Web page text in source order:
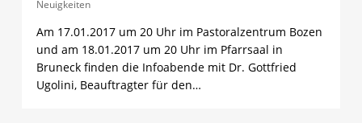
Neuigkeiten
Am 17.01.2017 um 20 Uhr im Pastoralzentrum Bozen
und am 18.01.2017 um 20 Uhr im Pfarrsaal in
Bruneck finden die Infoabende mit Dr. Gottfried
Ugolini, Beauftragter für den…